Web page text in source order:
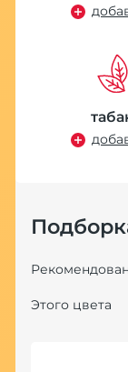
Этого цвета